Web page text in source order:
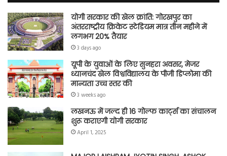
योगी सरकार की खेल क्रांति: गोरखपुर का
अंतरराष्ट्रीय क्रिकेट स्टेडियम मात्र तीन महीने में
लगभग 20% तैयार
3 days ago
यूपी के युवाओं के लिए सुनहरा अवसर, मेजर
ध्यानचंद खेल विश्वविद्यालय के पीजी डिप्लोमा की
मान्यता उच्च स्तर की
3 weeks ago
लखनऊ में जल्द ही 16 गोल्फ कार्ट्स का संचालन
शुरू कराएगी योगी सरकार
April 1, 2025